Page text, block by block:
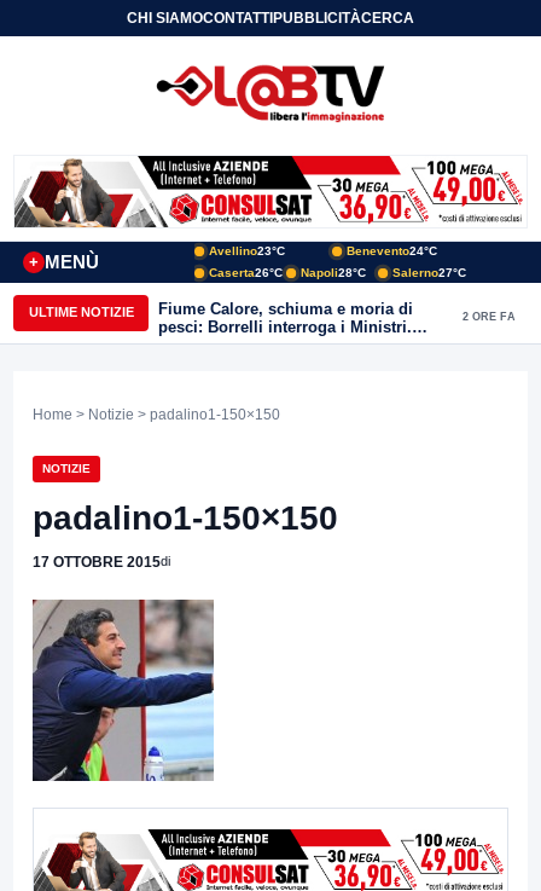
CHI SIAMOCONTATTIPUBBLICITÀCERCA
MENÙ
+
Avellino23°C Benevento24°C
Caserta26°C Napoli28°C Salerno27°C
ULTIME NOTIZIE
Fiume Calore, schiuma e moria di
pesci: Borrelli interroga i Ministri.
“Benevento paga l’assenza del
2 ORE FA
Home > Notizie > padalino1-150×150
NOTIZIE
padalino1-150×150
17 OTTOBRE 2015di